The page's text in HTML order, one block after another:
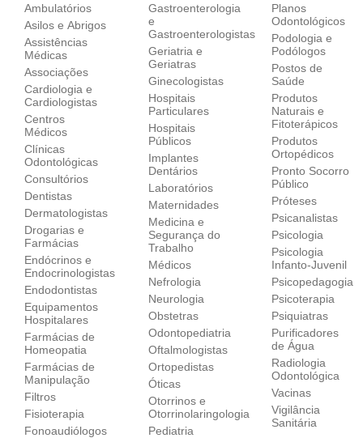
Ambulatórios
Asilos e Abrigos
Assistências
Médicas
Associações
Cardiologia e
Cardiologistas
Centros
Médicos
Clínicas
Odontológicas
Consultórios
Dentistas
Dermatologistas
Drogarias e
Farmácias
Endócrinos e
Endocrinologistas
Endodontistas
Equipamentos
Hospitalares
Farmácias de
Homeopatia
Farmácias de
Manipulação
Filtros
Fisioterapia
Fonoaudiólogos
Gastroenterologia
e
Gastroenterologistas
Geriatria e
Geriatras
Ginecologistas
Hospitais
Particulares
Hospitais
Públicos
Implantes
Dentários
Laboratórios
Maternidades
Medicina e
Segurança do
Trabalho
Médicos
Nefrologia
Neurologia
Obstetras
Odontopediatria
Oftalmologistas
Ortopedistas
Óticas
Otorrinos e
Otorrinolaringologia
Pediatria
Planos
Odontológicos
Podologia e
Podólogos
Postos de
Saúde
Produtos
Naturais e
Fitoterápicos
Produtos
Ortopédicos
Pronto Socorro
Público
Próteses
Psicanalistas
Psicologia
Psicologia
Infanto-Juvenil
Psicopedagogia
Psicoterapia
Psiquiatras
Purificadores
de Água
Radiologia
Odontológica
Vacinas
Vigilância
Sanitária